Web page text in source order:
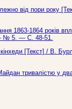
від пори року
1863-1864 років
№ 5. — С. 48-51.
скінхеди [Текст] /
тривалістю у